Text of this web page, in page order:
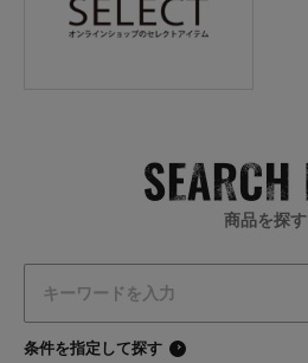
商品を探す
条件を指定して探す